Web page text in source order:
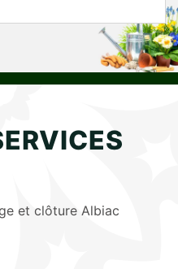
et clôture Albiac